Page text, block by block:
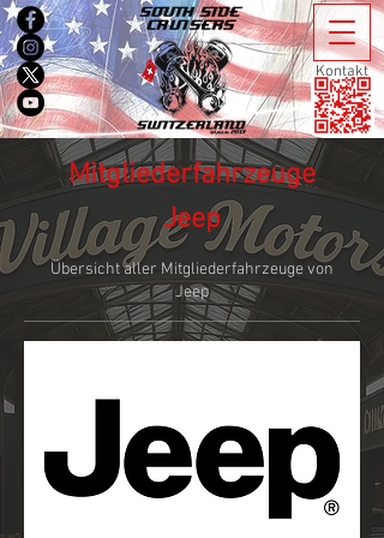
Kontakt
Mitgliederfahrzeuge
Jeep
Übersicht aller Mitgliederfahrzeuge von
Jeep